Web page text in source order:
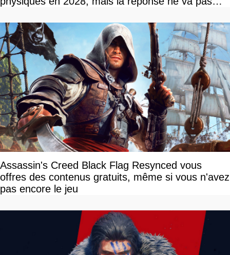
Assassin's Creed Black Flag Resynced vous
offres des contenus gratuits, même si vous n'avez
pas encore le jeu